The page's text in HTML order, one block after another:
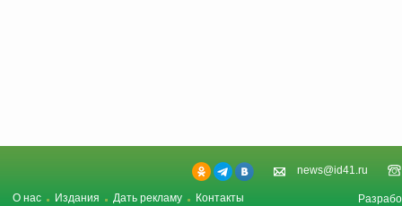
news@id41.ru
О нас Издания Дать рекламу Контакты